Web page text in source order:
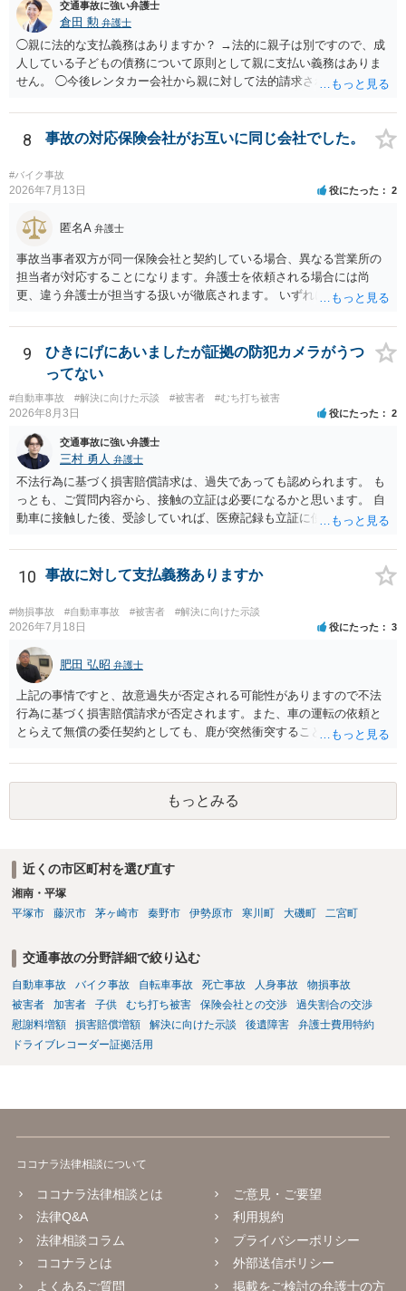
交通事故に強い弁護士
倉田 勲 弁護士
◯親に法的な支払義務はありますか？ →法的に親子は別ですので、成
人している子どもの債務について原則として親に支払い義務はありま
せん。 ◯今後レンタカー会社から親に対して法的請求される可能性は
低いでしょう。 ◯親である私は今後どう対応すべきでしょうか？ →債
権者に対してご自身は支払いを拒み、請求するのであれば本人に対し
8 事故の対応保険会社がお互いに同じ会社でした。
#バイク事故
2026年7月13日 役にたった 2
匿名A 弁護士
事故当事者双方が同一保険会社と契約している場合、異なる営業所の
担当者が対応することになります。弁護士を依頼される場合には尚
更、違う弁護士が担当する扱いが徹底されます。 いずれにしても、交
9
ひきにげにあいましたが証拠の防犯カメラがうつ
ってない
#自動車事故 #解決に向けた示談 #被害者 #むち打ち被害
2026年8月3日 役にたった 2
交通事故に強い弁護士
三村 勇人 弁護士
不法行為に基づく損害賠償請求は、過失であっても認められます。 も
っとも、ご質問内容から、接触の立証は必要になるかと思います。 自
動車に接触した後、受診していれば、医療記録も立証に使えるかと思
士にご相談ください。
10 事故に対して支払義務ありますか
#物損事故 #自動車事故 #被害者 #解決に向けた示談
2026年7月18日 役にたった 3
肥田 弘昭 弁護士
上記の事情ですと、故意過失が否定される可能性がありますので不法
行為に基づく損害賠償請求が否定されます。また、車の運転の依頼と
とらえて無償の委任契約としても、鹿が突然衝突することは予見がで
償請求も成立しない可能性があります。以上の理由から支払義務は否
定される可能性が高いです。ご参考にしてください。
もっとみる
近くの市区町村を選び直す
湘南・平塚
平塚市
藤沢市 茅ヶ崎市 秦野市 伊勢原市 寒川町 大磯町 二宮町
交通事故の分野詳細で絞り込む
自動車事故 バイク事故 自転車事故 死亡事故 人身事故
物損事故
被害者
加害者 子供 むち打ち被害 保険会社との交渉
過失割合の交渉
慰謝料増額
損害賠償増額 解決に向けた示談 後遺障害
弁護士費用特約
ドライブレコーダー証拠活用
ココナラ法律相談について
ココナラ法律相談とは
法律Q&A
法律相談コラム
ココナラとは
よくあるご質問
ご意見・ご要望
利用規約
プライバシーポリシー
外部送信ポリシー
掲載をご検討の弁護士の方